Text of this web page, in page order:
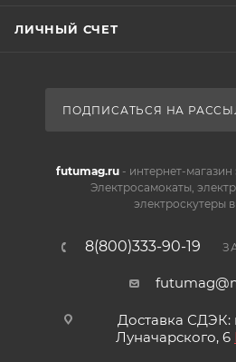
ЛИЧНЫЙ СЧЕТ
ПОДПИСАТЬСЯ НА
futumag.ru- интернет-магазин
Электросамокаты,
электроскутеры
8(800)333-90-19
Доставка СДЭК:
Луначарского, 6